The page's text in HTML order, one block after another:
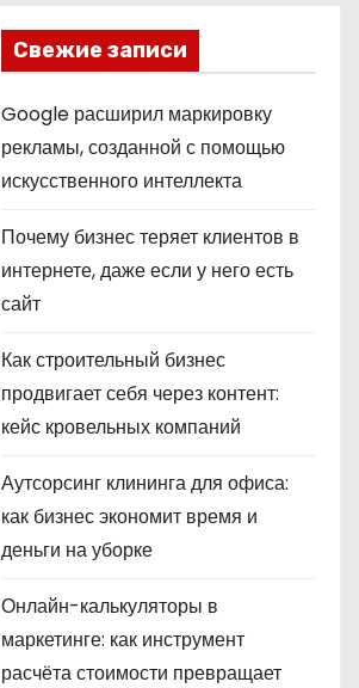
Свежие записи
Google расширил маркировку
рекламы, созданной с помощью
искусственного интеллекта
Почему бизнес теряет клиентов в
интернете, даже если у него есть
сайт
Как строительный бизнес
продвигает себя через контент:
кейс кровельных компаний
Аутсорсинг клининга для офиса:
как бизнес экономит время и
деньги на уборке
Онлайн-калькуляторы в
маркетинге: как инструмент
расчёта стоимости превращает